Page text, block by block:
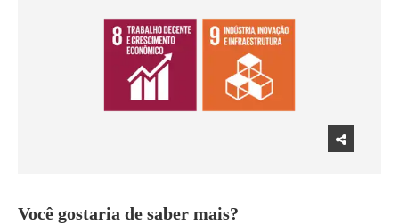
Você gostaria de saber mais?